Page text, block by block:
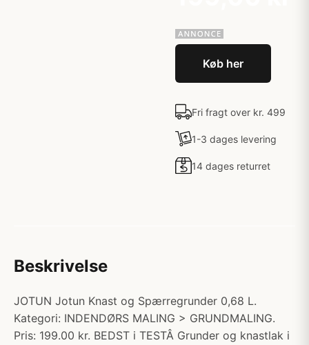
Køb her
Fri fragt over kr. 499
1-3 dages levering
14 dages returret
Beskrivelse
JOTUN Jotun Knast og Spærregrunder 0,68 L.
Kategori: INDENDØRS MALING > GRUNDMALING.
Pris: 199.00 kr. BEDST i TESTÂ Grunder og knastlak i